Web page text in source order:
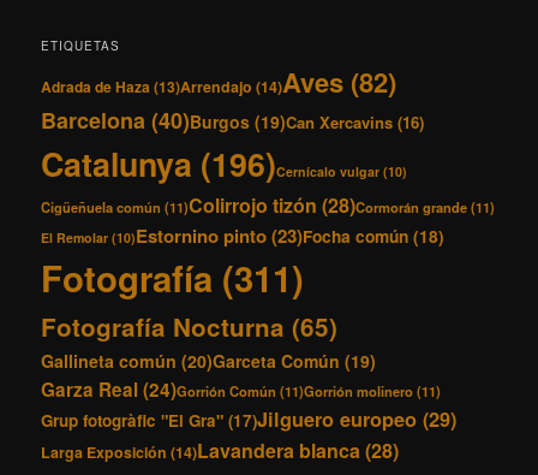
ETIQUETAS
Adrada de Haza (13)Arrendajo (14)Aves (82)
Barcelona(40)Burgos (19)Can Xercavins (16)
Catalunya (196)Cernícalo vulgar (10)
Cigüeñuela común (11)Colirrojo tizón (28)Cormorán grande(11)
El Remolar (10)Estornino pinto(23)Focha común (18)
Fotografía (311)
Fotografía Nocturna (65)
Gallineta común (20)Garceta Común (19)
Garza Real(24)Gorrión Común (11)Gorrión molinero(11)
Grup fotogràfic "El Gra" (17)Jilguero europeo (29)
Larga Exposición (14)Lavandera blanca(28)